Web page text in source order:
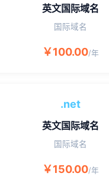
英文国际域名
国际域名
￥100.00/年
.net
英文国际域名
国际域名
￥150.00/年